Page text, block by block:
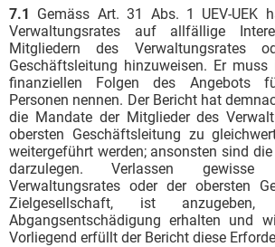
7.1 Gemäss Art. 31 Abs. 1 UEV-UEK
Verwaltungsrates auf allfällige
Mitgliedern des Verwaltungsrates
Geschäftsleitung hinzuweisen. Er
finanziellen Folgen des Angebots
Personen nennen. Der Bericht hat
die Mandate der Mitglieder des
obersten Geschäftsleitung zu
weitergeführt werden; ansonsten sind
darzulegen. Verlassen
Verwaltungsrates oder der obersten
Zielgesellschaft, ist
Abgangsentschädigung erhalten und
Vorliegend erfüllt der Bericht diese